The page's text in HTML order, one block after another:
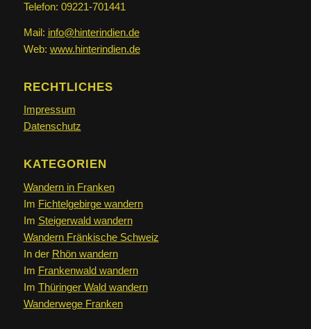
Telefon: 09221-701441
Mail: info@hinterindien.de
Web: www.hinterindien.de
RECHTLICHES
Impressum
Datenschutz
KATEGORIEN
Wandern in Franken
Im Fichtelgebirge wandern
Im Steigerwald wandern
Wandern Fränkische Schweiz
In der Rhön wandern
Im Frankenwald wandern
Im Thüringer Wald wandern
Wanderwege Franken